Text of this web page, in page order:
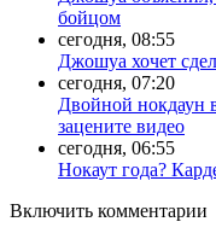
бойцом
сегодня, 08:55
Джошуа хочет
сегодня, 07:20
Двойной нокдаун
зацените видео
сегодня, 06:55
Нокаут года?
Включить комментарии